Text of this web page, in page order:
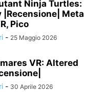
Ninja Turtles:
|Recensione| Meta
Pico
- 25 Maggio 2026
VR: Altered
- 30 Aprile 2026